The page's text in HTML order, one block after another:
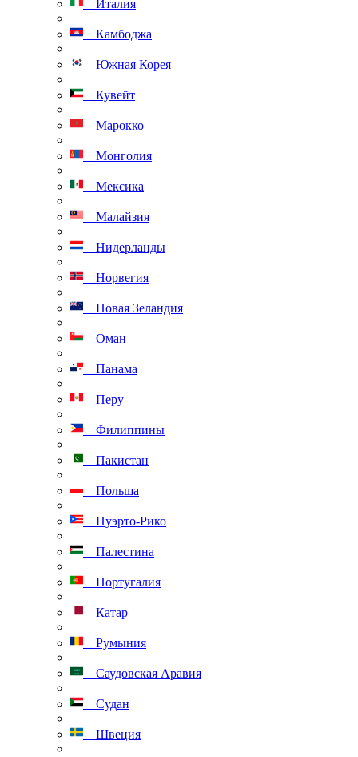
Италия
Камбоджа
Южная Корея
Кувейт
Марокко
Монголия
Мексика
Малайзия
Нидерланды
Норвегия
Новая Зеландия
Оман
Панама
Перу
Филиппины
Пакистан
Польша
Пуэрто-Рико
Палестина
Португалия
Катар
Румыния
Саудовская Аравия
Судан
Швеция